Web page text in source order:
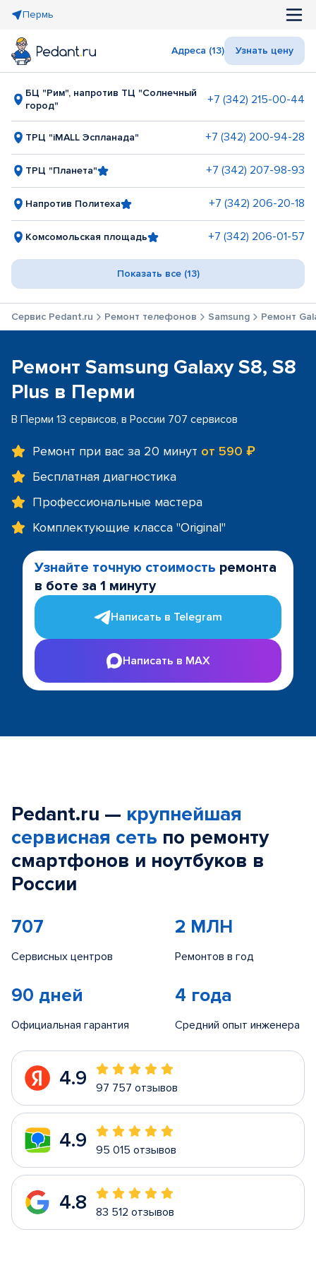
Пермь
Адреса (13) Узнать цену
БЦ "Рим", напротив ТЦ "Солнечный
город"
+7 (342) 215-00-44
ТРЦ "iMALL Эспланада" +7 (342) 200-94-28
ТРЦ "Планета" +7 (342) 207-98-93
Напротив Политеха +7 (342) 206-20-18
Комсомольская площадь +7 (342) 206-01-57
Показать все (13)
Сервис Pedant.ru Ремонт телефонов Samsung Ремонт
Ремонт Samsung Galaxy S8, S8
Plus в Перми
В Перми 13 сервисов, в России 707 сервисов
Ремонт при вас за 20 минут от 590 ₽
Бесплатная диагностика
Профессиональные мастера
Комплектующие класса "Original"
Узнайте точную стоимость ремонта
в боте за 1 минуту
Написать в Telegram
Написать в MAX
Pedant.ru — крупнейшая
сервисная сеть по ремонту
смартфонов и ноутбуков в
России
707
Сервисных центров
2 МЛН
Ремонтов в год
90 дней
Официальная гарантия
4 года
Средний опыт инженера
4.9 97 757 отзывов
4.9 95 015 отзывов
4.8 83 512 отзывов